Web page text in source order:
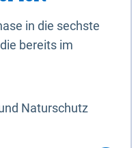
in die sechste
bereits im
Naturschutz